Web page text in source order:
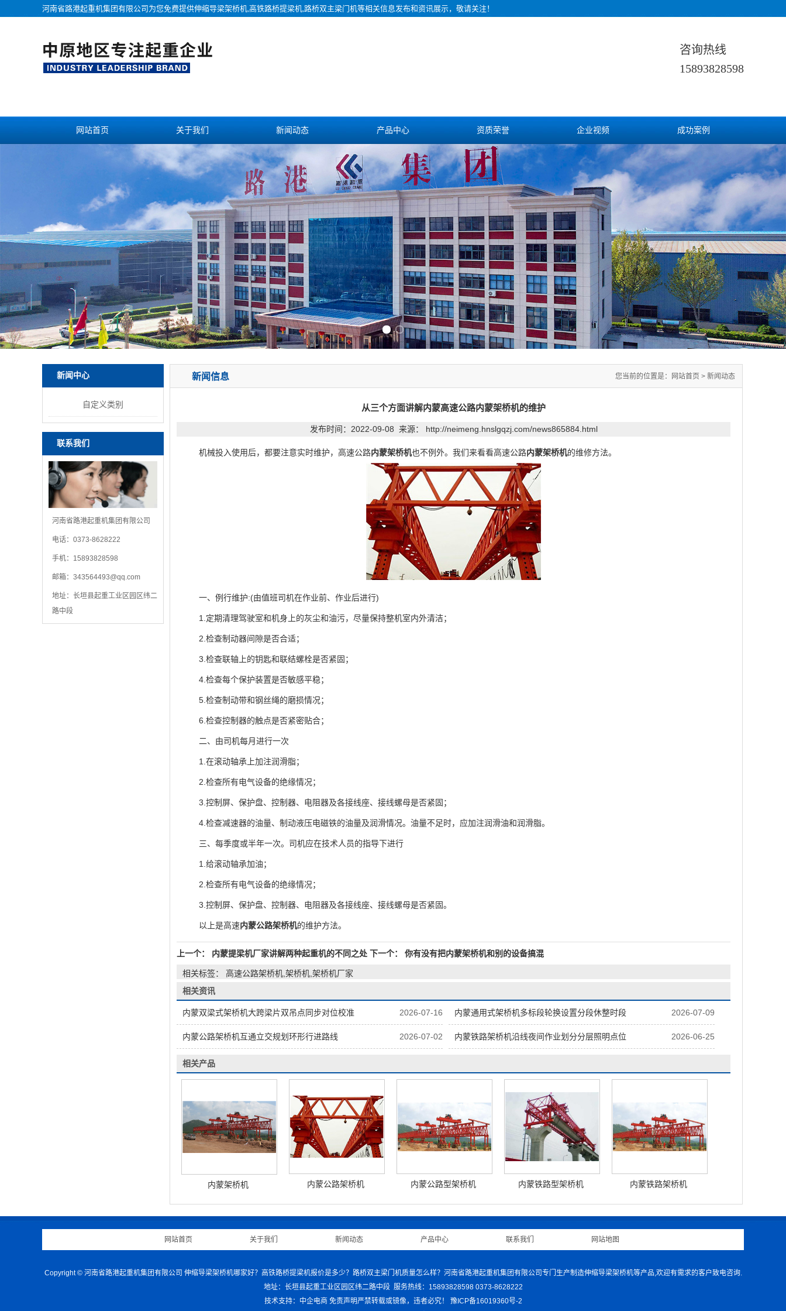
河南省路港起重机集团有限公司为您免费提供伸缩导梁架桥机,高铁路桥提梁机,路桥双主梁门机等相关信息发布和资讯展示，敬请关注！
咨询热线
15893828598
网站首页 关于我们 新闻动态 产品中心 资质荣誉 企业视频 成功案例
新闻中心
自定义类别
联系我们
河南省路港起重机集团有限公司
电话：0373-8628222
手机：15893828598
邮箱： 343564493@qq.com
地址：长垣县起重工业区园区纬二
路中段
新闻信息 您当前的位置是： 网站首页 > 新闻动态
从三个方面讲解内蒙高速公路内蒙架桥机的维护
发布时间：2022-09-08 来源： http://neimeng.hnslgqzj.com/news865884.html
机械投入使用后，都要注意实时维护，高速公路内蒙架桥机也不例外。我们来看看高速公路内蒙架桥机的维修方法。
一、例行维护:(由值班司机在作业前、作业后进行)
1.定期清理驾驶室和机身上的灰尘和油污，尽量保持整机室内外清洁；
2.检查制动器间隙是否合适；
3.检查联轴上的钥匙和联结螺栓是否紧固；
4.检查每个保护装置是否敏感平稳；
5.检查制动带和钢丝绳的磨损情况；
6.检查控制器的触点是否紧密贴合；
二、由司机每月进行一次
1.在滚动轴承上加注润滑脂；
2.检查所有电气设备的绝缘情况；
3.控制屏、保护盘、控制器、电阻器及各接线座、接线螺母是否紧固；
4.检查减速器的油量、制动液压电磁铁的油量及润滑情况。油量不足时，应加注润滑油和润滑脂。
三、每季度或半年一次。司机应在技术人员的指导下进行
1.给滚动轴承加油；
2.检查所有电气设备的绝缘情况；
3.控制屏、保护盘、控制器、电阻器及各接线座、接线螺母是否紧固。
以上是高速内蒙公路架桥机的维护方法。
上一个： 内蒙提梁机厂家讲解两种起重机的不同之处 下一个： 你有没有把内蒙架桥机和别的设备搞混
相关标签： 高速公路架桥机,架桥机,架桥机厂家
相关资讯
2026-07-16
内蒙双梁式架桥机大跨梁片双吊点同步对位校准 2026-07-09
内蒙通用式架桥机多标段轮换设置分段休整时段
2026-07-02
内蒙公路架桥机互通立交规划环形行进路线 2026-06-25
内蒙铁路架桥机沿线夜间作业划分分层照明点位
相关产品
内蒙架桥机 内蒙公路架桥机 内蒙公路型架桥机 内蒙铁路型架桥机 内蒙铁路架桥机
网站首页 关于我们 新闻动态 产品中心 联系我们 网站地图
Copyright © 河南省路港起重机集团有限公司 伸缩导梁架桥机哪家好？高铁路桥提梁机报价是多少？路桥双主梁门机质量怎么样？河南省路港起重机集团有限公司专门生产制造伸缩导梁架桥机等产品,欢迎有需求的客户致电咨询.
地址：长垣县起重工业区园区纬二路中段 服务热线：15893828598 0373-8628222
技术支持：中企电商 免责声明严禁转载或镜像，违者必究！ 豫ICP备16019360号-2